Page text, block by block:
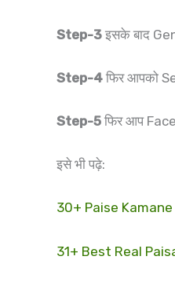
Step-3 इसके बाद
Step-4 फिर आपको
Step-5 फिर आप
इसे भी पढ़े:
30+ Paise Kamane
31+ Best Real